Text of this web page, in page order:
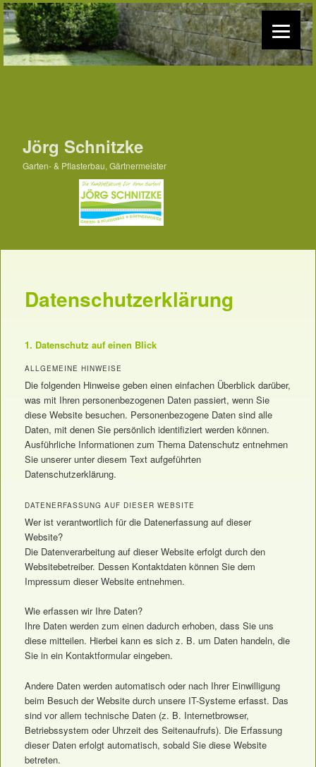
Jörg Schnitzke
Garten- & Pflasterbau, Gärtnermeister
Datenschutzerklärung
1. Datenschutz auf einen Blick
ALLGEMEINE HINWEISE
Die folgenden Hinweise geben einen einfachen Überblick darüber,
was mit Ihren personenbezogenen Daten passiert, wenn Sie
diese Website besuchen. Personenbezogene Daten sind alle
Daten, mit denen Sie persönlich identifiziert werden können.
Ausführliche Informationen zum Thema Datenschutz entnehmen
Sie unserer unter diesem Text aufgeführten
Datenschutzerklärung.
DATENERFASSUNG AUF DIESER WEBSITE
Wer ist verantwortlich für die Datenerfassung auf dieser
Website?
Die Datenverarbeitung auf dieser Website erfolgt durch den
Websitebetreiber. Dessen Kontaktdaten können Sie dem
Impressum dieser Website entnehmen.
Wie erfassen wir Ihre Daten?
Ihre Daten werden zum einen dadurch erhoben, dass Sie uns
diese mitteilen. Hierbei kann es sich z. B. um Daten handeln, die
Sie in ein Kontaktformular eingeben.
Andere Daten werden automatisch oder nach Ihrer Einwilligung
beim Besuch der Website durch unsere IT-Systeme erfasst. Das
sind vor allem technische Daten (z. B. Internetbrowser,
Betriebssystem oder Uhrzeit des Seitenaufrufs). Die Erfassung
dieser Daten erfolgt automatisch, sobald Sie diese Website
betreten.